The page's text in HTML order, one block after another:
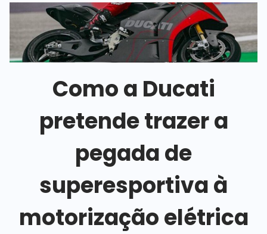
Como a Ducati
pretende trazer a
pegada de
superesportiva à
motorização elétrica